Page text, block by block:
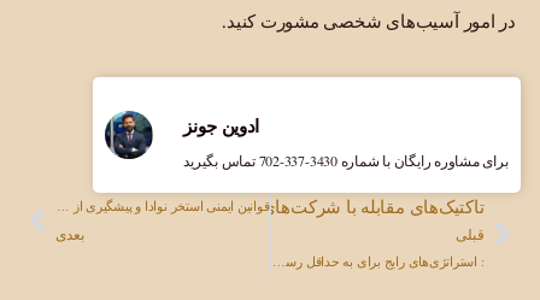
در امور آسیب‌های شخصی مشورت کنید.
تاکتیک‌های مقابله با شرکت‌های بیمه
قبلی بعدی
ادوین جونز
برای مشاوره رایگان با شماره ‎702-337-3430 تماس بگیرید